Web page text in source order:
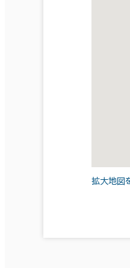
拡大地図